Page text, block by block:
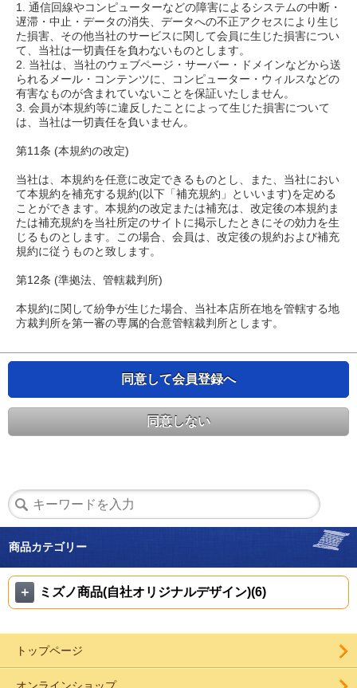
1. 通信回線やコンピューターなどの障害によるシステムの中断・
遅滞・中止・データの消失、データへの不正アクセスにより生じ
た損害、その他当社のサービスに関して会員に生じた損害につい
て、当社は一切責任を負わないものとします。
2. 当社は、当社のウェブページ・サーバー・ドメインなどから送
られるメール・コンテンツに、コンピューター・ウィルスなどの
有害なものが含まれていないことを保証いたしません。
3. 会員が本規約等に違反したことによって生じた損害について
は、当社は一切責任を負いません。
第11条 (本規約の改定)
当社は、本規約を任意に改定できるものとし、また、当社におい
て本規約を補充する規約(以下「補充規約」といいます)を定める
ことができます。本規約の改定または補充は、改定後の本規約ま
たは補充規約を当社所定のサイトに掲示したときにその効力を生
じるものとします。この場合、会員は、改定後の規約および補充
規約に従うものと致します。
第12条 (準拠法、管轄裁判所)
本規約に関して紛争が生じた場合、当社本店所在地を管轄する地
方裁判所を第一審の専属的合意管轄裁判所とします。
同意して会員登録へ
同意しない
商品カテゴリー
＋ ミズノ商品(自社オリジナルデザイン)(6)
トップページ